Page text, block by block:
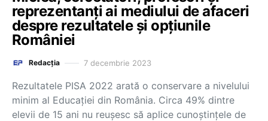
reprezentanți ai mediului de afaceri
despre rezultatele și opțiunile
României
Redacția 7 decembrie 2023
Rezultatele PISA 2022 arată o conservare a nivelului
minim al Educației din România. Circa 49% dintre
elevii de 15 ani nu reușesc să aplice cunoștințele de